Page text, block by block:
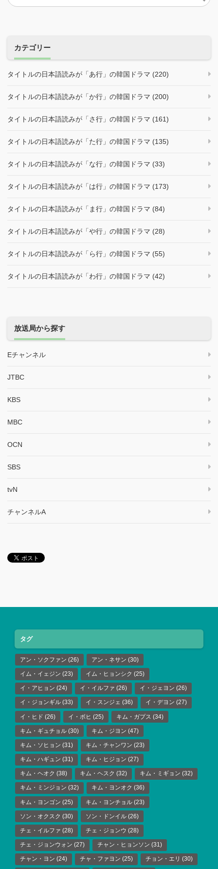
カテゴリー
タイトルの日本語読みが「あ行」の韓国ドラマ (220)
タイトルの日本語読みが「か行」の韓国ドラマ (200)
タイトルの日本語読みが「さ行」の韓国ドラマ (161)
タイトルの日本語読みが「た行」の韓国ドラマ (135)
タイトルの日本語読みが「な行」の韓国ドラマ (33)
タイトルの日本語読みが「は行」の韓国ドラマ (173)
タイトルの日本語読みが「ま行」の韓国ドラマ (84)
タイトルの日本語読みが「や行」の韓国ドラマ (28)
タイトルの日本語読みが「ら行」の韓国ドラマ (55)
タイトルの日本語読みが「わ行」の韓国ドラマ (42)
放送局から探す
Eチャンネル
JTBC
KBS
MBC
OCN
SBS
tvN
チャンネルA
タグ
アン・ソクファン (26) アン・ネサン (30)
イム・イェジン (23) イム・ヒョンシク (25)
イ・アヒョン (24) イ・イルファ (26) イ・ジェヨン (26)
イ・ジョンギル (33) イ・スンジェ (36) イ・デヨン (27)
イ・ヒド (26) イ・ボヒ (25) キム・ガプス (34)
キム・ギュチョル (30) キム・ジヨン (47)
キム・ソヒョン (31) キム・チャンワン (23)
キム・ハギュン (31) キム・ヒジョン (27)
キム・ヘオク (38) キム・ヘスク (32) キム・ミギョン (32)
キム・ミンジョン (32) キム・ヨンオク (36)
キム・ヨンゴン (25) キム・ヨンチョル (23)
ソン・オクスク (30) ソン・ドンイル (26)
チェ・イルファ (28) チェ・ジョンウ (28)
チェ・ジョンウォン (27) チャン・ヒョンソン (31)
チャン・ヨン (24) チャ・ファヨン (25) チョン・エリ (30)